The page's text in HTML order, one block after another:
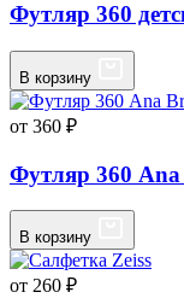
Футляр 360
В корзину
от 360 ₽
Футляр 360
В корзину
от 260 ₽